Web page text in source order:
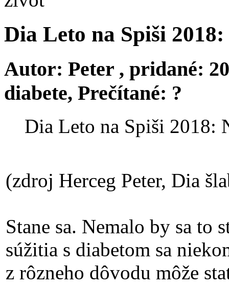
Dia Leto na Spiši
Autor: Peter , pridané:
diabete, Prečítané: ?
Dia Leto na Spiši 2018:
(zdroj Herceg Peter, Dia
Stane sa. Nemalo by sa to
súžitia s diabetom sa
z rôzneho dôvodu môže